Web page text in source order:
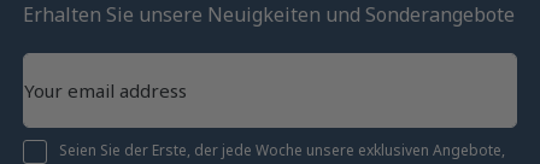
Erhalten Sie unsere Neuigkeiten und Sonderangebote
Seien Sie der Erste, der jede Woche unsere exklusiven Angebote,